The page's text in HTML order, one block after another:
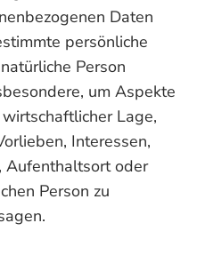
Daten
persönliche
Person
um Aspekte
Lage,
Interessen,
Aufenthaltsort oder
Person zu